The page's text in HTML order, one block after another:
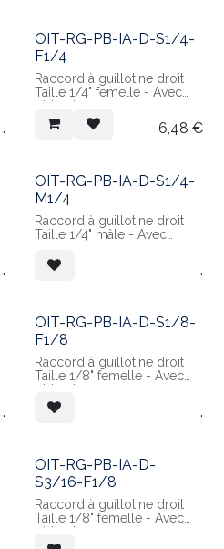
- Guillotine en Inox 304
.
OIT-RG-PB-IA-D-S1/4-
F1/4
Raccord à guillotine droit
Taille 1/4" femelle - Avec
obturateur
Raccordement sapin pour
tube 1/4" Ext
- Guillotine en Inox 304
6,48 €
.
OIT-RG-PB-IA-D-S1/4-
M1/4
Raccord à guillotine droit
Taille 1/4" mâle - Avec
Raccordement sapin pour
tube 1/4" Ext
.
.
OIT-RG-PB-IA-D-S1/8-
F1/8
Raccord à guillotine droit
Taille 1/8" femelle - Avec
obturateur
Raccordement sapin pour
tube 1/8" Ext
- Guillotine en Inox 304
.
OIT-RG-PB-IA-D-
S3/16-F1/8
Raccord à guillotine droit
Taille 1/8" femelle - Avec
obturateur
Raccordement sapin pour